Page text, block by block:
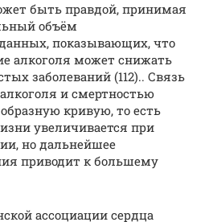
быть правдой, принимая
объём
показывающих, что
алкоголя может снижать
заболеваний (112).. Связь
и смертностью
кривую, то есть
увеличивается при
но дальнейшее
приводит к большему
ассоциации сердца